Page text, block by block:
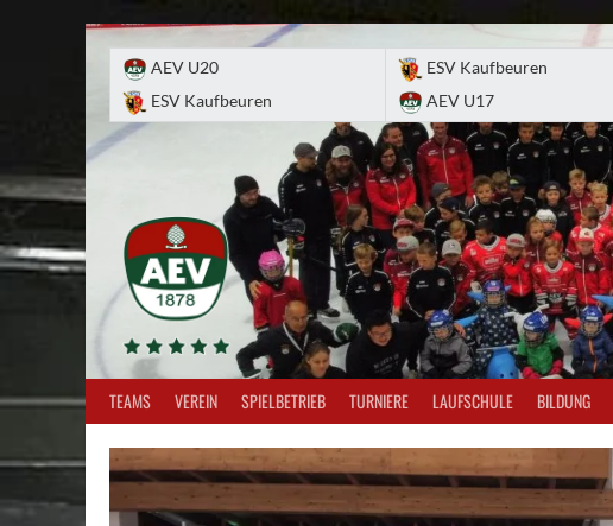
AEV U20
ESV Kaufbeuren
ESV Kaufbeuren
AEV U17
TEAMS VEREIN SPIELBETRIEB TURNIERE LAUFSCHULE BILDUNG